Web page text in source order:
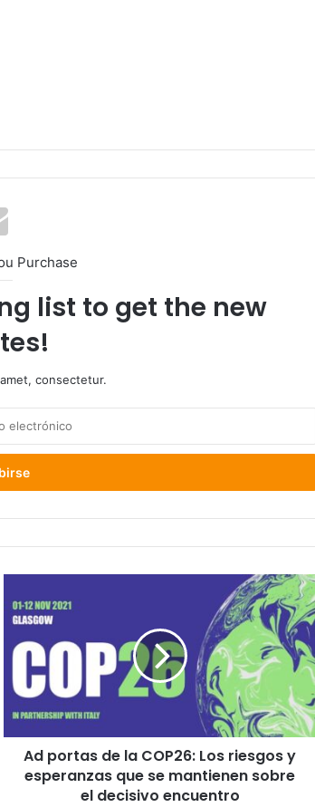
Purchase
list to get the new
consectetur.
portas
de
COP26:
riesgos
esperanzas
Ad portas de la COP26: Los riesgos y
esperanzas que se mantienen sobre
el decisivo encuentro